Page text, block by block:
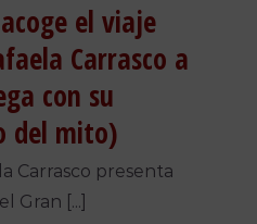
el viaje
Carrasco a
con su
del mito)
Carrasco presenta
Gran [...]